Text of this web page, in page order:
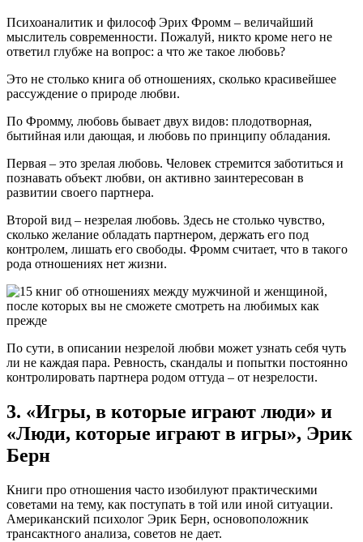
Психоаналитик и философ Эрих Фромм – величайший
мыслитель современности. Пожалуй, никто кроме него не
ответил глубже на вопрос: а что же такое любовь?
Это не столько книга об отношениях, сколько красивейшее
рассуждение о природе любви.
По Фромму, любовь бывает двух видов: плодотворная,
бытийная или дающая, и любовь по принципу обладания.
Первая – это зрелая любовь. Человек стремится заботиться и
познавать объект любви, он активно заинтересован в
развитии своего партнера.
Второй вид – незрелая любовь. Здесь не столько чувство,
сколько желание обладать партнером, держать его под
контролем, лишать его свободы. Фромм считает, что в такого
рода отношениях нет жизни.
По сути, в описании незрелой любви может узнать себя чуть
ли не каждая пара. Ревность, скандалы и попытки постоянно
контролировать партнера родом оттуда – от незрелости.
3. «Игры, в которые играют люди» и
«Люди, которые играют в игры», Эрик
Берн
Книги про отношения часто изобилуют практическими
советами на тему, как поступать в той или иной ситуации.
Американский психолог Эрик Берн, основоположник
трансактного анализа, советов не дает.